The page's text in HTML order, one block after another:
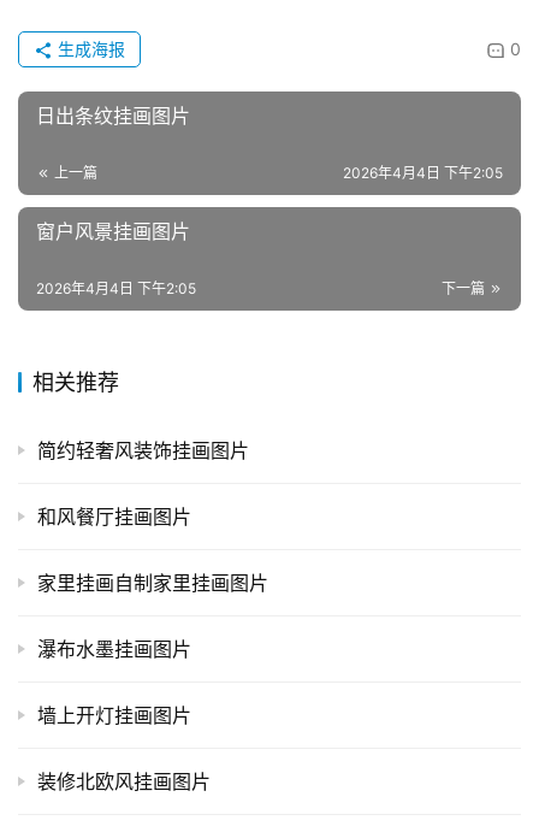
0
生成海报
日出条纹挂画图片
上一篇 2026年4月4日 下午2:05
窗户风景挂画图片
下一篇
2026年4月4日 下午2:05
相关推荐
简约轻奢风装饰挂画图片
和风餐厅挂画图片
家里挂画自制家里挂画图片
瀑布水墨挂画图片
墙上开灯挂画图片
装修北欧风挂画图片